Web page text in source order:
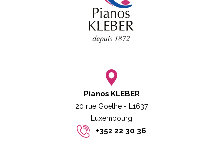
Pianos KLEBER
20 rue Goethe - L1637
Luxembourg​​
+352 22 30 36